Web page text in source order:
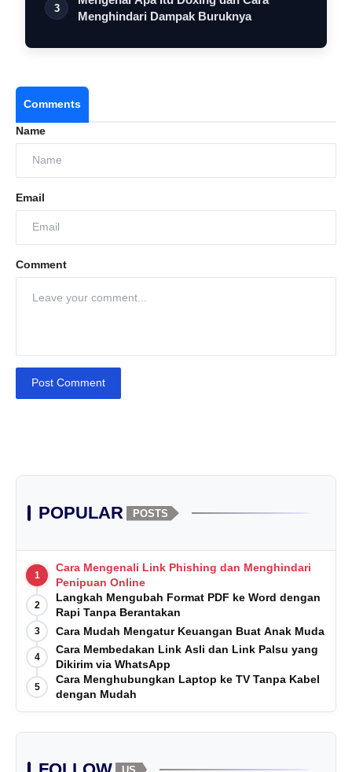
3
Menghindari Dampak Buruknya
Comments
Name
Email
Comment
Post Comment
POPULAR POSTS
1
Cara Mengenali Link Phishing dan Menghindari
Penipuan Online
2
Langkah Mengubah Format PDF ke Word dengan
Rapi Tanpa Berantakan
3 Cara Mudah Mengatur Keuangan Buat Anak Muda
4
Cara Membedakan Link Asli dan Link Palsu yang
Dikirim via WhatsApp
5
Cara Menghubungkan Laptop ke TV Tanpa Kabel
dengan Mudah